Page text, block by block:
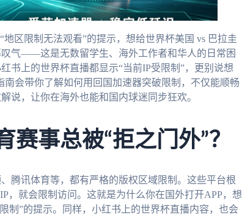
区限制无法观看”的提示，想给世界杯美国 vs 巴拉圭
气——这是无数留学生、海外工作者和华人的日常困
书上的世界杯直播都显示“当前IP受限制”，更别说想
会带你了解如何用回国加速器突破限制，不仅能顺畅
说，让你在海外也能和国内球迷同步狂欢。
事总被“拒之门外”？
腾讯体育等，都有严格的版权区域限制。这些平台根
，就会限制访问。这就是为什么你在国外打开APP，想
制”的提示。同样，小红书上的世界杯直播内容，也会